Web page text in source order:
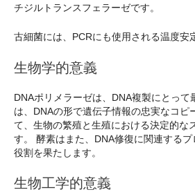
チジルトランスフェラーゼです。
古細菌には、PCRにも使用される温度安
生物学的意義
DNAポリメラーゼは、DNA複製にとって
は、DNAの形で遺伝子情報の忠実なコピ
て、生物の繁殖と生殖における決定的な
す。 酵素はまた、DNA修復に関連する
役割を果たします。
生物工学的意義